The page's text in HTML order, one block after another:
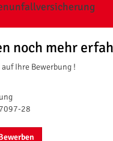
noch mehr
Ihre Bewerbung !
28